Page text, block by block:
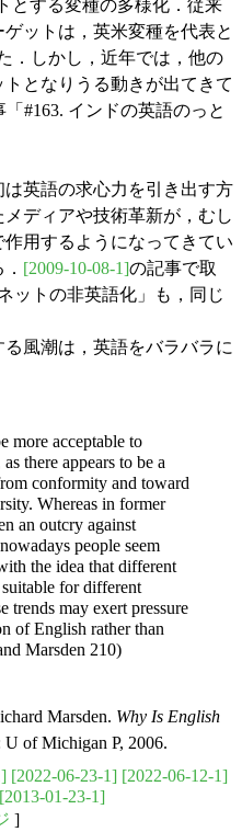
とする変種の多様化．従来
ットは，英米変種を代表と
．しかし，近年では，他の
となりうる動きが出てきて
「#163. インドの英語のっと
英語の求心力を引き出す方
ディアや技術革新が，むし
用するようになってきてい
[2009-10-08-1]の記事で取
ットの非英語化」も，同じ
風潮は，英語をバラバラに
more acceptable to
there appears to be a
conformity and toward
Whereas in former
an outcry against
people seem
the idea that different
for different
trends may exert pressure
of English rather than
Marsden 210)
Marsden. Why Is English
of Michigan P, 2006.
[2022-06-23-1] [2022-06-12-1]
[2013-01-23-1]
]